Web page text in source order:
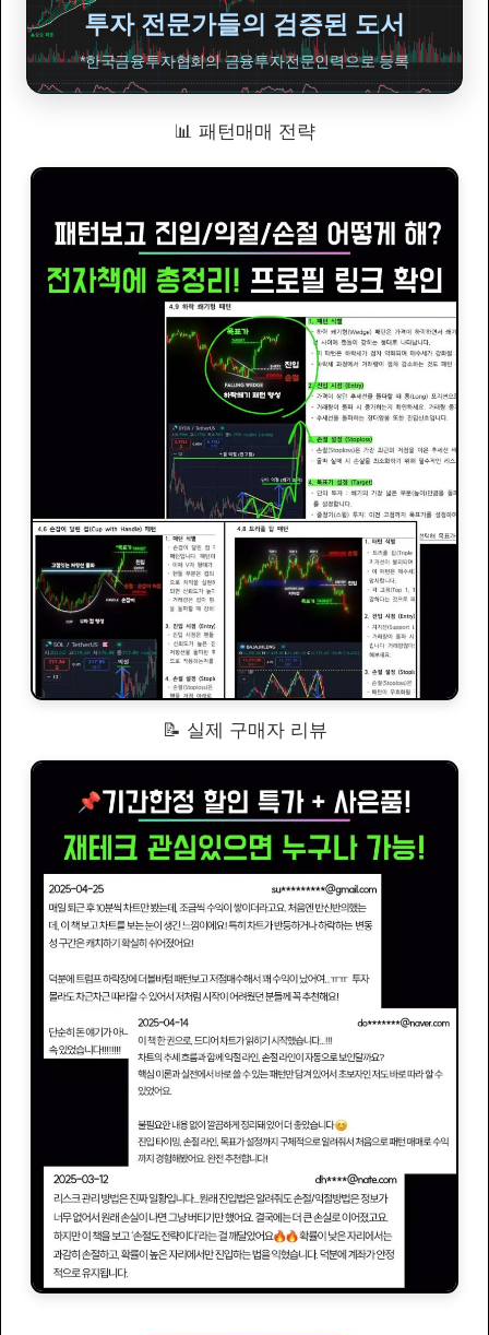
투자 전문가들의 검증된 도서
*한국금융투자협회의 금융투자전문인력으로 등록
📊 패턴매매 전략
📝 실제 구매자 리뷰